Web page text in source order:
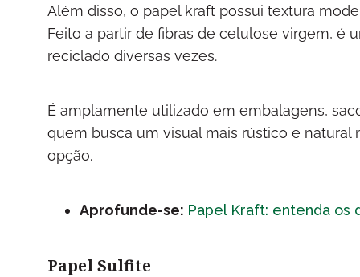
Além disso, o papel kraft possui textura
Feito a partir de fibras de celulose virgem, é
reciclado diversas vezes.
É amplamente utilizado em embalagens,
quem busca um visual mais rústico e
opção.
Aprofunde-se: Papel Kraft: entenda os
Papel Sulfite